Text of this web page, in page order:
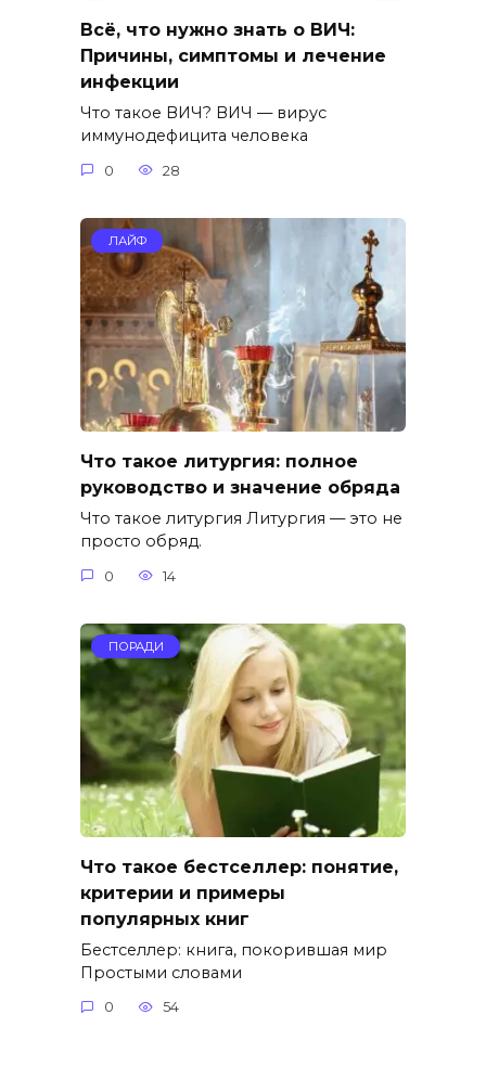
Всё, что нужно знать о ВИЧ:
Причины, симптомы и лечение
инфекции
Что такое ВИЧ? ВИЧ — вирус
иммунодефицита человека
0 28
ЛАЙФ
Что такое литургия: полное
руководство и значение обряда
Что такое литургия Литургия — это не
просто обряд.
0 14
ПОРАДИ
Что такое бестселлер: понятие,
критерии и примеры
популярных книг
Бестселлер: книга, покорившая мир
Простыми словами
0 54